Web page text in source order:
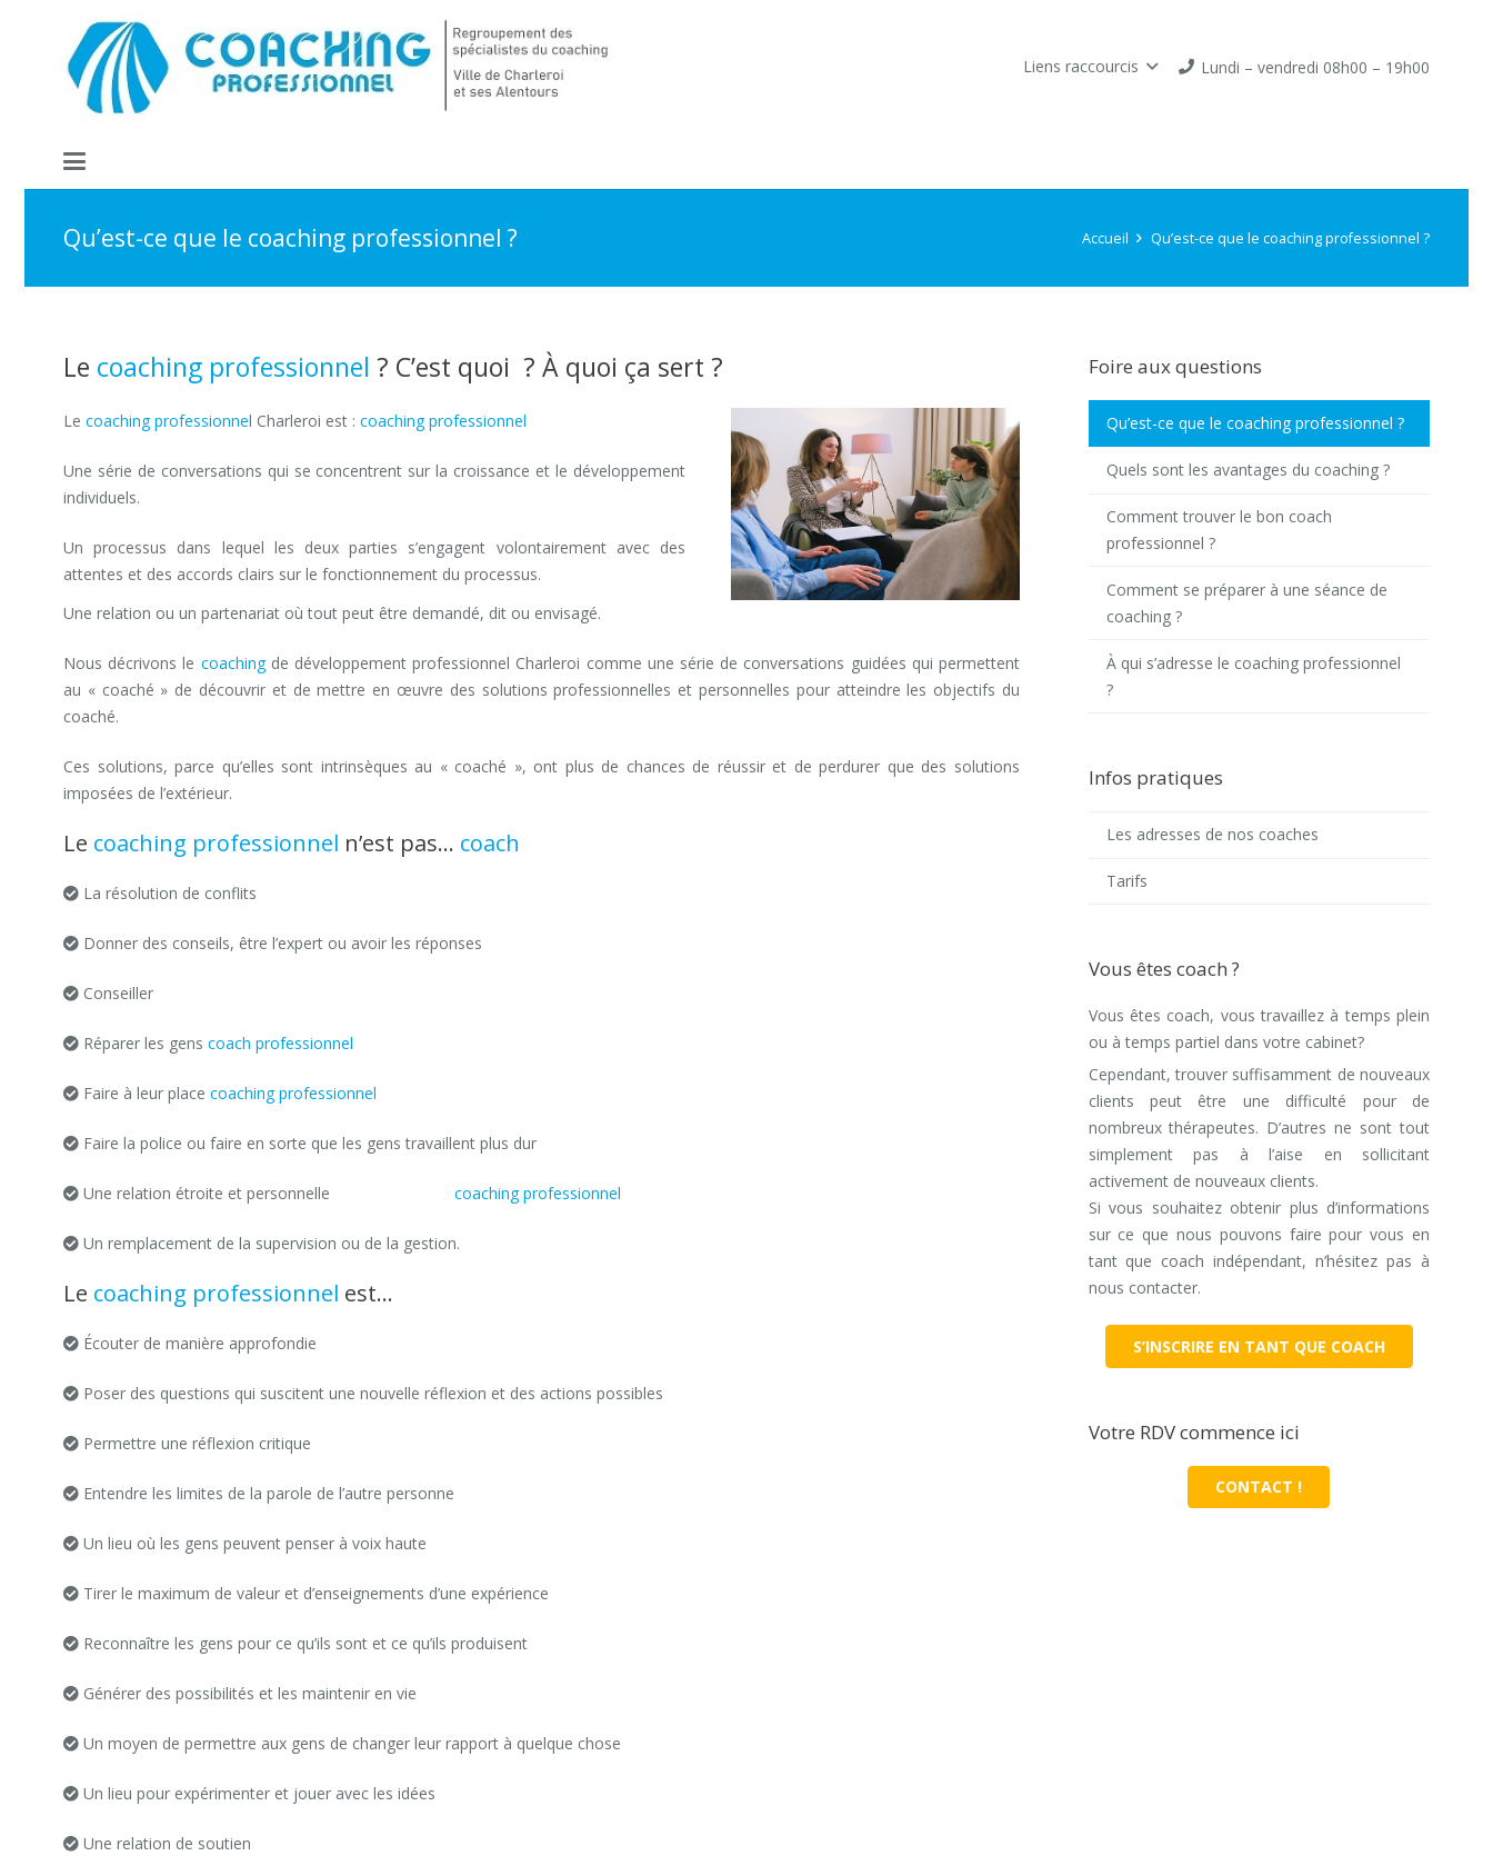
Liens raccourcis Lundi – vendredi 08h00 – 19h00
Qu’est-ce que le coaching professionnel ? Accueil Qu’est-ce que le coaching professionnel ?
Le coaching professionnel ? C’est quoi ? À quoi ça sert ?
Le coaching professionnel Charleroi est : coaching professionnel
Une série de conversations qui se concentrent sur la croissance et le développement
individuels.
Un processus dans lequel les deux parties s’engagent volontairement avec des
attentes et des accords clairs sur le fonctionnement du processus.
Une relation ou un partenariat où tout peut être demandé, dit ou envisagé.
Nous décrivons le coachingde développement professionnel Charleroi comme une série de conversations guidées qui permettent
au « coaché » de découvrir et de mettre en œuvre des solutions professionnelles et personnelles pour atteindre les objectifs du
coaché.
Ces solutions, parce qu’elles sont intrinsèques au « coaché », ont plus de chances de réussir et de perdurer que des solutions
imposées de l’extérieur.
Le coaching professionnel n’est pas… coach
La résolution de conflits
Donner des conseils, être l’expert ou avoir les réponses
Conseiller
Réparer les gens coach professionnel
Faire à leur place coaching professionnel
Faire la police ou faire en sorte que les gens travaillent plus dur
Une relation étroite et personnelle coaching professionnel
Un remplacement de la supervision ou de la gestion.
Le coaching professionnel est…
Écouter de manière approfondie
Poser des questions qui suscitent une nouvelle réflexion et des actions possibles
Permettre une réflexion critique
Entendre les limites de la parole de l’autre personne
Un lieu où les gens peuvent penser à voix haute
Tirer le maximum de valeur et d’enseignements d’une expérience
Reconnaître les gens pour ce qu’ils sont et ce qu’ils produisent
Générer des possibilités et les maintenir en vie
Un moyen de permettre aux gens de changer leur rapport à quelque chose
Un lieu pour expérimenter et jouer avec les idées
Une relation de soutien
Foire aux questions
Qu’est-ce que le coaching professionnel ?
Quels sont les avantages du coaching ?
Comment trouver le bon coach
professionnel ?
Comment se préparer à une séance de
coaching ?
À qui s’adresse le coaching professionnel
?
Infos pratiques
Les adresses de nos coaches
Tarifs
Vous êtes coach ?
Vous êtes coach, vous travaillez à temps plein
ou à temps partiel dans votre cabinet?
Cependant, trouver suffisamment de nouveaux
clients peut être une difficulté pour de
nombreux thérapeutes. D’autres ne sont tout
simplement pas à l’aise en sollicitant
activement de nouveaux clients.
Si vous souhaitez obtenir plus d’informations
sur ce que nous pouvons faire pour vous en
tant que coach indépendant, n’hésitez pas à
nous contacter.
S’INSCRIRE EN TANT QUE COACH
Votre RDV commence ici
CONTACT !